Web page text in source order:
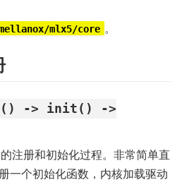
mlx5/core 。
-> init() ->
注册和初始化过程。非常简单直
一个初始化函数，内核加载驱动